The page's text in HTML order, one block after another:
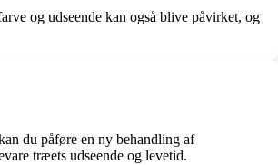
og udseende kan også blive påvirket, og
du påføre en ny behandling af
træets udseende og levetid.